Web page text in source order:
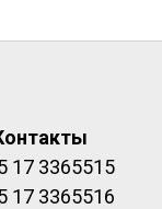
17 3365515
17 3365516